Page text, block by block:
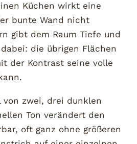
Küchen wirkt eine
bunte Wand nicht
gibt dem Raum Tiefe und
die übrigen Flächen
der Kontrast seine volle
von zwei, drei dunklen
Ton verändert den
oft ganz ohne größeren